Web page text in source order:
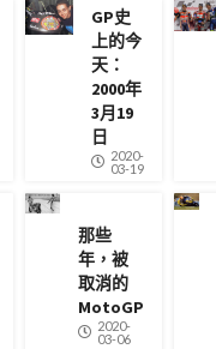
GP史
上的今
天：
2000年
3月19
日
2020-
03-19
那些
年，被
取消的
MotoGP
2020-
03-06